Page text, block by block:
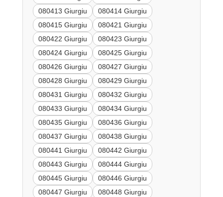
080413 Giurgiu
080414 Giurgiu
080415 Giurgiu
080421 Giurgiu
080422 Giurgiu
080423 Giurgiu
080424 Giurgiu
080425 Giurgiu
080426 Giurgiu
080427 Giurgiu
080428 Giurgiu
080429 Giurgiu
080431 Giurgiu
080432 Giurgiu
080433 Giurgiu
080434 Giurgiu
080435 Giurgiu
080436 Giurgiu
080437 Giurgiu
080438 Giurgiu
080441 Giurgiu
080442 Giurgiu
080443 Giurgiu
080444 Giurgiu
080445 Giurgiu
080446 Giurgiu
080447 Giurgiu
080448 Giurgiu